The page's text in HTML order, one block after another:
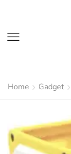
Home Gadget